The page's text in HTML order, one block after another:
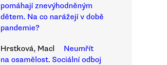
pomáhají znevýhodněným
dětem. Na co narážejí v době
pandemie?
Hrstková, Macl
Neumřít
na osamělost. Sociální odboj